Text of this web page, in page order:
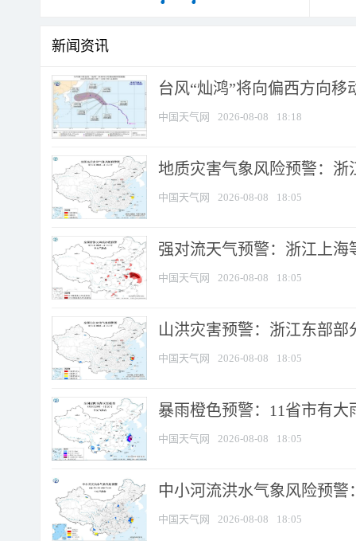
新闻资讯
台风“灿鸿”将向偏西方向移
中国天气网 2026-08-08 18:18
地质灾害气象风险预警：
中国天气网 2026-08-08 18:05
强对流天气预警：浙江上海
中国天气网 2026-08-08 18:05
山洪灾害预警：浙江东部
中国天气网 2026-08-08 18:05
暴雨橙色预警：11省市有
中国天气网 2026-08-08 18:05
中小河流洪水气象风险预
中国天气网 2026-08-08 18:05